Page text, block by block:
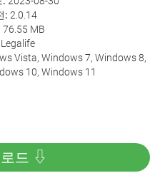
: 2.0.14
76.55 MB
Legalife
Vista, Windows 7, Windows 8,
10, Windows 11
드 ⇩